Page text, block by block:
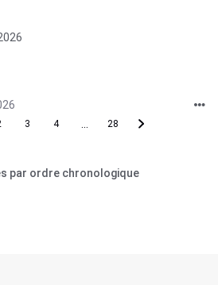
3 4 28
par ordre chronologique